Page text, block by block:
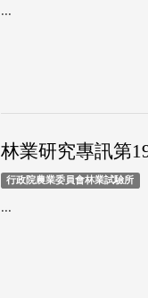
...
林業研究專訊第
行政院農業委員會林業試驗所
...